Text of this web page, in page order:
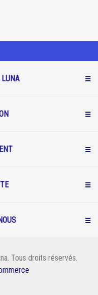
LUNA
Tous droits réservés.